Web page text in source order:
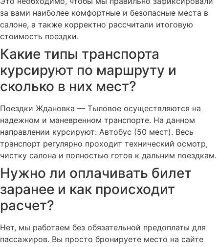
за вами наиболее комфортные и безопасные места в
салоне, а также корректно рассчитали итоговую
стоимость поездки.
Какие типы транспорта
курсируют по маршруту и
сколько в них мест?
Поездки Ждановка — Тыловое осуществляются на
надежном и маневренном транспорте. На данном
направлении курсируют: Автобус (50 мест). Весь
транспорт регулярно проходит технический осмотр,
чистку салона и полностью готов к дальним поездкам.
Нужно ли оплачивать билет
заранее и как происходит
расчет?
Нет, мы работаем без обязательной предоплаты для
пассажиров. Вы просто бронируете место на сайте